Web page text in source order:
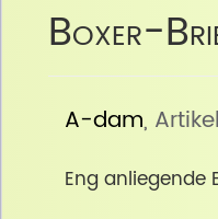
Boxer-
A-dam,
Eng anliegende